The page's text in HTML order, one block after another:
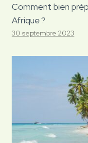
Comment bien
Afrique ?
30 septembre 2023